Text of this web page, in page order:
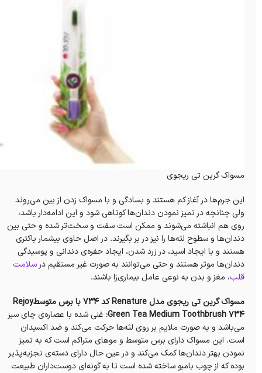
مسواک گرین تی ریجوی
این جرم‌ها در آغاز کم هستند و بسادگی و با مسواک زدن از بین می‌روند
ولی چنانچه در تمیز نمودن دندان‌ها کوتاهی شود و این ادامه‌دار باشد،
روی هم انباشته می‌شوند و ممکن است سفت و سخت‌تر شده و حتی بین
دندان‌ها و سطوح لثه‌ها را نیز در بر بگیرند. در اصل حاوی بیشمار باکتری
هستند و با ایجاد اسید، در زرد شدن، ایجاد حفره‌ی دندانی و پوسیدگی
دندان‌ها موثر هستند و حتی می‌توانند به صورت غیر مستقیم درسلامت
قلب، مغز و بدن به نوعی عامل بیماری‌زا باشند.
مسواک گرین تی ریجوی مدل Renature کد 734 با برس متوسطRejoy
Green Tea Medium Toothbrush 734؛ غنی شده با عصاره‌ی چای سبز
می‌باشد و به صورت ملایم بر روی لثه‌ها حرکت می‌کند و ضد اکسیدان
است. این مسواک دارای برس متوسط و موهای متراکم است ‌که به تمیز
نمودن بهتر دندان‌ها کمک می‌کند و در عین حال دارای دسته‌‌ی تجزیه‌پذیر
بوده که از چوب بامبو ساخته شده است تا به گونه‌ای دوست‌داران طبیعت